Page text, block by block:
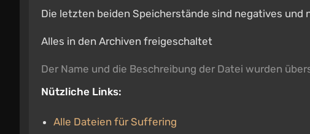
Die letzten beiden Speicherstände sind negatives und
Alles in den Archiven freigeschaltet
Der Name und die Beschreibung der Datei wurden
Nützliche Links:
Alle Dateien für Suffering